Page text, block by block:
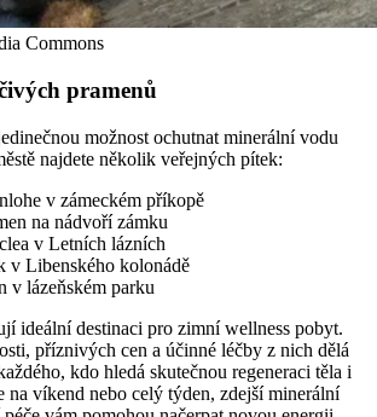
Commons
pramenů
možnost ochutnat minerální vodu
najdete několik veřejných pítek:
v zámeckém příkopě
na nádvoří zámku
v Letních lázních
v Libenského kolonádě
v lázeňském parku
ideální destinaci pro zimní wellness pobyt.
příznivých cen a účinné léčby z nich dělá
kdo hledá skutečnou regeneraci těla i
na víkend nebo celý týden, zdejší minerální